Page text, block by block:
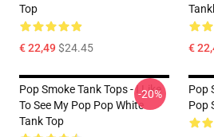
Top
€ 22,49$24.45 €
Pop Smoke Tank Tops - I Like
To See My Pop Pop White
Tank Top
-20%
Pop
Pop